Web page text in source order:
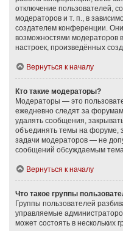
отключение пользователей,
модераторов и т. п., в
создателем конференции.
возможностями модераторов
настроек, произведённых
Вернуться к началу
Кто такие модераторы?
Модераторы — это
ежедневно следят за
удалять сообщения,
объединять темы на форуме,
задачи модераторов — не
сообщений обсуждаемым
Вернуться к началу
Что такое группы
Группы пользователей
управляемые
может состоять в нескольких